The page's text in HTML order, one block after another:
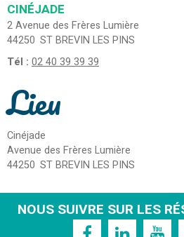
CINÉJADE
2 Avenue des Frères Lumière
44250 ST BREVIN LES PINS
Tél : 02 40 39 39 39
Lieu
Cinéjade
Avenue des Frères Lumière
44250 ST BREVIN LES PINS
NOUS SUIVRE SUR LES